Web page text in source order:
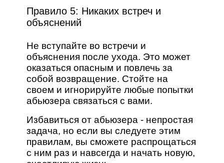
Правило 5: Никаких встреч и
объяснений
Не вступайте во встречи и
объяснения после ухода. Это может
оказаться опасным и повлечь за
собой возвращение. Стойте на
своем и игнорируйте любые попытки
абьюзера связаться с вами.
Избавиться от абьюзера - непростая
задача, но если вы следуете этим
правилам, вы сможете распрощаться
с ним раз и навсегда и начать новую,